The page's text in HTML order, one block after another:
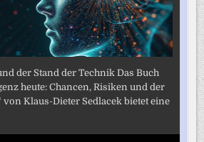
der Stand der Technik Das Buch
heute: Chancen, Risiken und der
von Klaus-Dieter Sedlacek bietet eine